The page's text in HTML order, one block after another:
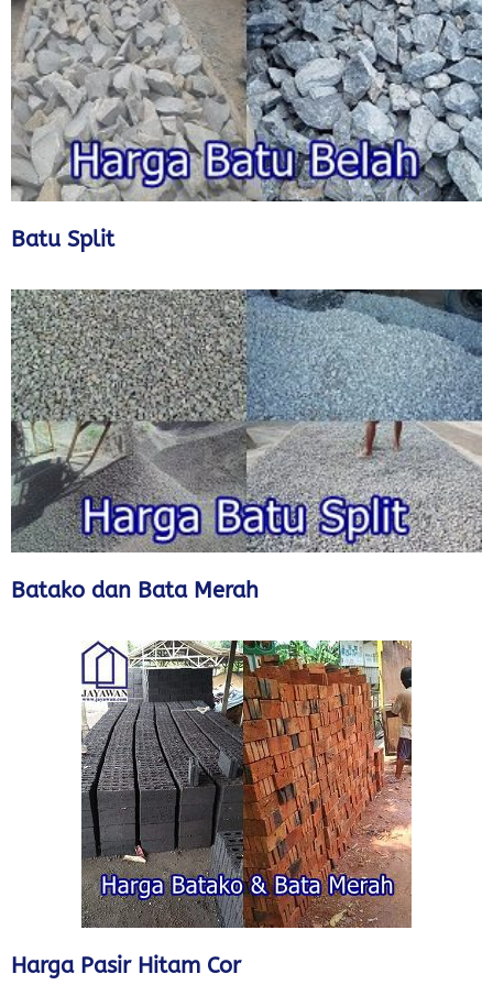
Batu Split
Batako dan Bata Merah
Harga Pasir Hitam Cor